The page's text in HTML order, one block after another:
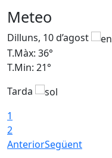
Meteo
Dilluns, 10 d’agost
T.Màx: 36°
T.Min: 21°
Tarda
1
2
AnteriorSegüent